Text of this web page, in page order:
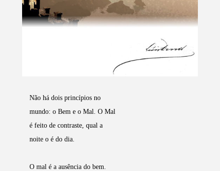
Não há dois princípios no
mundo: o Bem e o Mal. O Mal
é feito de contraste, qual a
noite o é do dia.
O mal é a ausência do bem.